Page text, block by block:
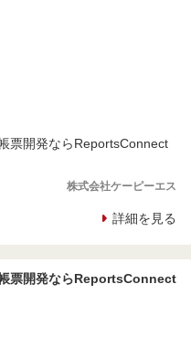
票開発ならReportsConnect
株式会社ケーピーエス
詳細を見る
票開発ならReportsConnect